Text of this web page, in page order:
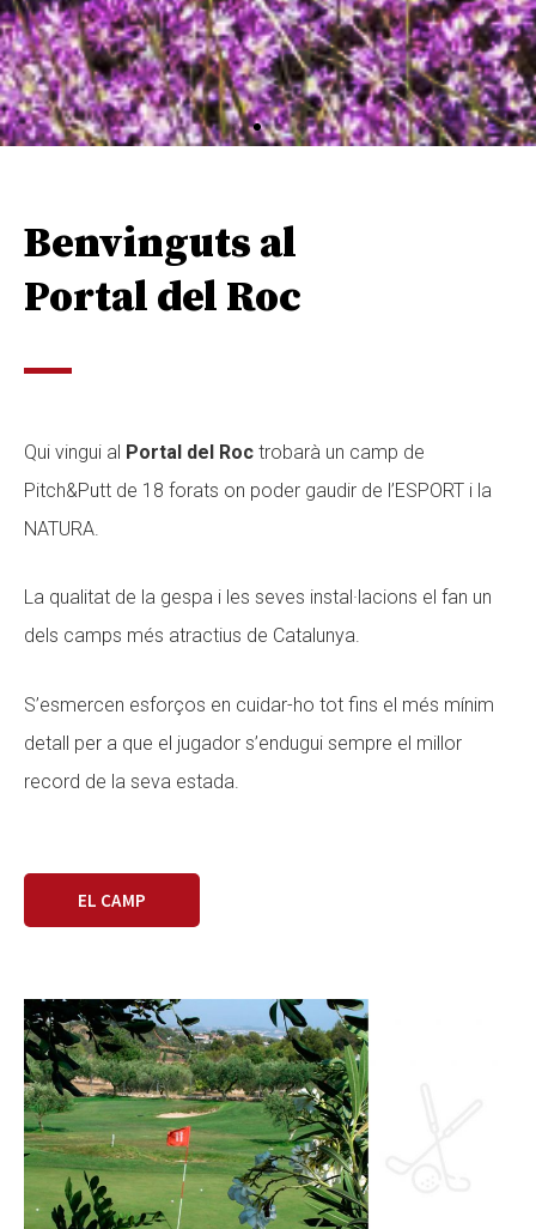
Benvinguts al
Portal del Roc
Qui vingui al Portal del Roc trobarà un camp de
Pitch&Putt de 18 forats on poder gaudir de l’ESPORT i la
NATURA.
La qualitat de la gespa i les seves instal·lacions el fan un
dels camps més atractius de Catalunya.
S’esmercen esforços en cuidar-ho tot fins el més mínim
detall per a que el jugador s’endugui sempre el millor
record de la seva estada.
EL CAMP